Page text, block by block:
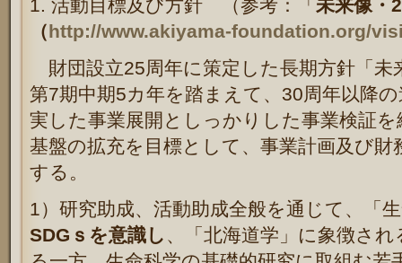
1. 活動目標及び方針 （参考：「 未来像・
（http://www.akiyama-foundation.org/
財団設立25周年に策定した長期方針「未
第7期中期5カ年を踏まえて、 30周年以降
実した事業展開としっかりした事業検証
基盤の拡充を目標として、事業計画及び
する。
1）研究助成、活動助成全般を通じて、「
SDG ｓを意識し 、「北海道学」に象徴さ